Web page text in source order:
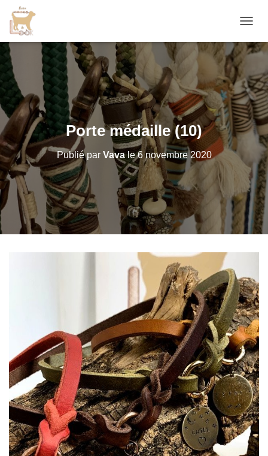
É
P
E
R
L
A
N
I
G
A
T
O
N
Porte médaille (10)
Publié par Vavale6 novembre 2020